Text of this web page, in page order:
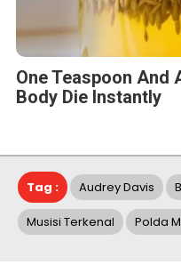
One Teaspoon And
Tag : Audrey Davis